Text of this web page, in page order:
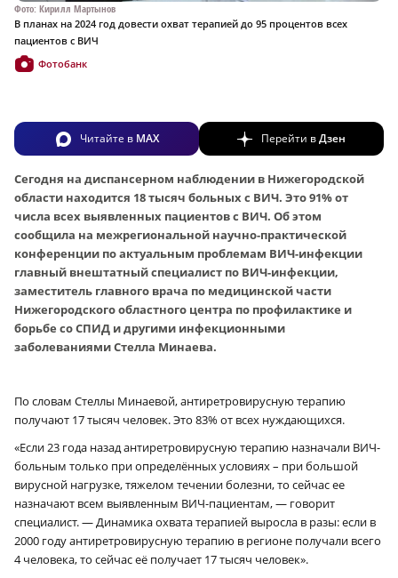
Фото: Кирилл Мартынов
В планах на 2024 год довести охват терапией до 95 процентов всех
пациентов с ВИЧ
Фотобанк
Читайте в MAX Перейти вДзен
Сегодня на диспансерном наблюдении в Нижегородской
области находится 18 тысяч больных с ВИЧ. Это 91% от
числа всех выявленных пациентов с ВИЧ. Об этом
сообщила на межрегиональной научно-практической
конференции по актуальным проблемам ВИЧ-инфекции
главный внештатный специалист по ВИЧ-инфекции,
заместитель главного врача по медицинской части
Нижегородского областного центра по профилактике и
борьбе со СПИД и другими инфекционными
заболеваниями Стелла Минаева.
По словам Стеллы Минаевой, антиретровирусную терапию
получают 17 тысяч человек. Это 83% от всех нуждающихся.
«Если 23 года назад антиретровирусную терапию назначали ВИЧ-
больным только при определённых условиях – при большой
вирусной нагрузке, тяжелом течении болезни, то сейчас ее
назначают всем выявленным ВИЧ-пациентам, — говорит
специалист. — Динамика охвата терапией выросла в разы: если в
2000 году антиретровирусную терапию в регионе получали всего
4 человека, то сейчас её получает 17 тысяч человек».